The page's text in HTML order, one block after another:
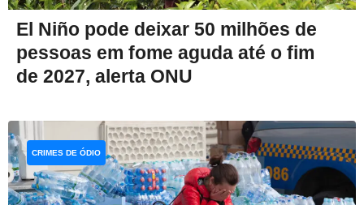
El Niño pode deixar 50 milhões de
pessoas em fome aguda até o fim
de 2027, alerta ONU
CRIMES DE ÓDIO